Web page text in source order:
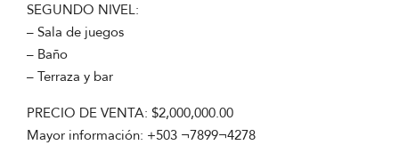
SEGUNDO NIVEL:
– Sala de juegos
– Baño
– Terraza y bar
PRECIO DE VENTA: $2,000,000.00
Mayor información: +503 ¬7899¬4278